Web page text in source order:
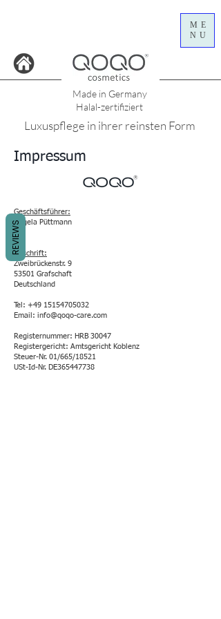
Made in Germany
Halal-zertifiziert
Luxuspflege in ihrer reinsten Form
ME
NU
Impressum
Geschäftsführer:
Angela Püttmann
Anschrift:
Zweibrückenstr. 9
53501 Grafschaft
Deutschland
Tel: +49 15154705032
Email: info@qoqo-care.com
Registernummer: HRB 30047
Registergericht: Amtsgericht Koblenz
Steuer-Nr. 01/665/18521
USt-Id-Nr. DE365447738
REVIEWS